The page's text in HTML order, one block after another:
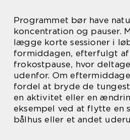
Programmet bør have
koncentration og pauser.
lægge korte sessioner i
formiddagen, efterfulgt
frokostpause, hvor
udenfor. Om
fordel at bryde de
en aktivitet eller en
eksempel ved at flytte en
bålhus eller et andet